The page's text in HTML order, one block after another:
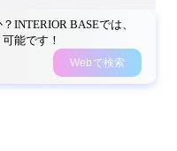
INTERIOR BASEでは、
能です！
Webで検索